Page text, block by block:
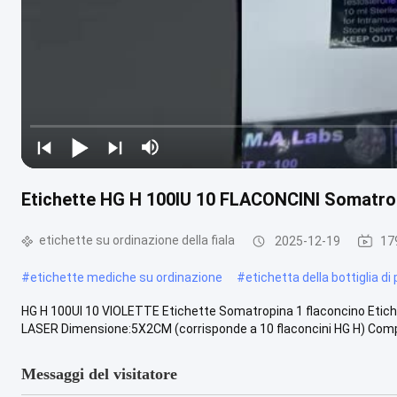
Etichette HG H 100IU 10 FLACONCINI
etichette su ordinazione della fiala 2025-12-19
#etichette mediche su ordinazione #etichetta della bottiglia di
HG H 100UI 10 VIOLETTE Etichette Somatropina 1 flaconcino
LASER Dimensione:5X2CM (corrisponde a 10 flaconcini HG H)
Messaggi del visitatore